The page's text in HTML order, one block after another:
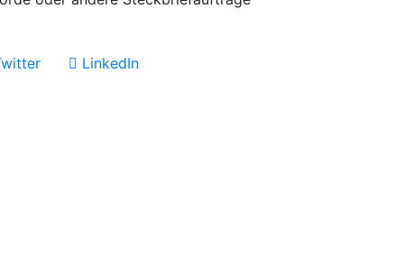
LinkedIn